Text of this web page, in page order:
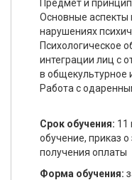
Предмет и
Основные аспекты
нарушениях
Психологическое
интеграции лиц с
в общекультурное
Работа с
Срок обучения: 11
обучение, приказ
получения оплаты
Форма обучения: